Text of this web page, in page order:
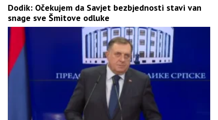
Dodik: Očekujem da Savjet bezbjednosti stavi van
snage sve Šmitove odluke